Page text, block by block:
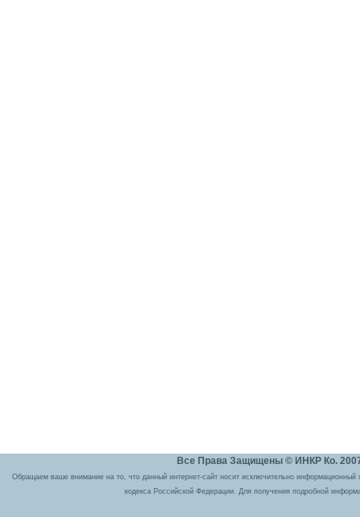
Все Права Защищены © ИНКР Ко.
Обращаем ваше внимание на то, что данный интернет-сайт носит исключительно
кодекса Российской Федерации. Для получения подробной